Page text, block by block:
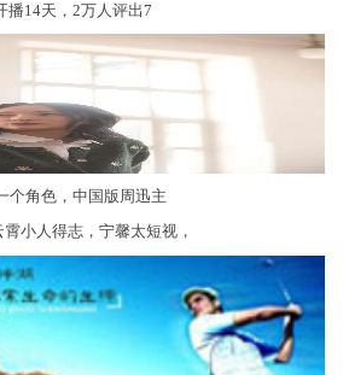
播14天，2万人评出7
个角色，中国版周迅主
小人得志，宁馨太短视，